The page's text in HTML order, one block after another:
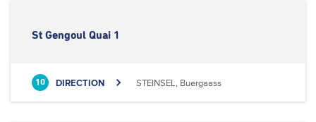
St Gengoul Quai 1
10 DIRECTION STEINSEL, Buergaass